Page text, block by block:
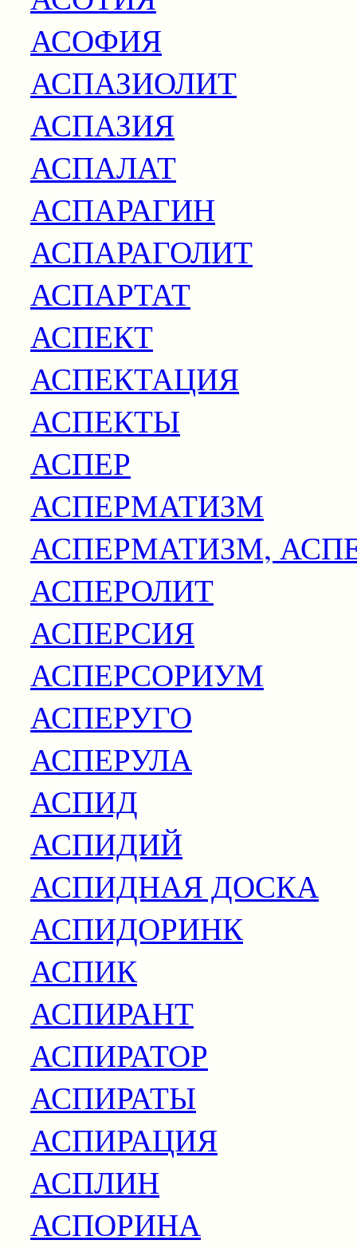
АСОФИЯ
АСПАЗИОЛИТ
АСПАЗИЯ
АСПАЛАТ
АСПАРАГИН
АСПАРАГОЛИТ
АСПАРТАТ
АСПЕКТ
АСПЕКТАЦИЯ
АСПЕКТЫ
АСПЕР
АСПЕРМАТИЗМ
АСПЕРМАТИЗМ,
АСПЕРОЛИТ
АСПЕРСИЯ
АСПЕРСОРИУМ
АСПЕРУГО
АСПЕРУЛА
АСПИД
АСПИДИЙ
АСПИДНАЯ ДОСКА
АСПИДОРИНК
АСПИК
АСПИРАНТ
АСПИРАТОР
АСПИРАТЫ
АСПИРАЦИЯ
АСПЛИН
АСПОРИНА